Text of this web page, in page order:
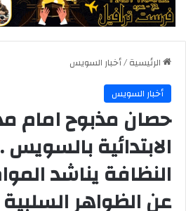
الرئيسية/أخبار السويس
أخبار السويس
حصان مذبوح امام
الابتدائية
النظافة يناشد
عن الظواهر السلبية